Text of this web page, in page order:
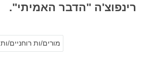
רינפוצ'ה "הדבר האמיתי".
מורים/ות רוחניים/ות